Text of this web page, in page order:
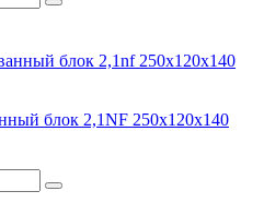
блок 2,1NF 250x120x140